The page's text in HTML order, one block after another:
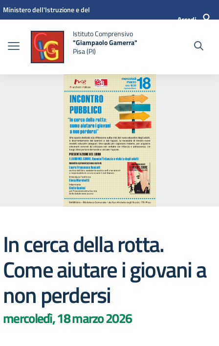
Vai ai contenuti
Vai al menu di navigazione
Vai al footer
Ministero dell'Istruzione e del
Accedi
Istituto Comprensivo
"Giampaolo Gamerra"
Pisa (PI)
In cerca della rotta.
Come aiutare i giovani a
non perdersi
mercoledì, 18 marzo 2026